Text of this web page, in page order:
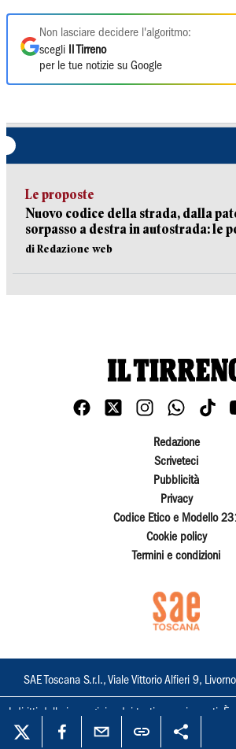
Non lasciare decidere l'algoritmo:
scegli
Il Tirreno
per le tue notizie su Google
Le proposte
Nuovo codice della strada, dalla
sorpasso a destra in autostrada: le
di Redazione web
Redazione
Scriveteci
Pubblicità
Privacy
Codice Etico e Modello
Cookie policy
Termini e condizioni
SAE Toscana S.r.l., Viale Vittorio Alfieri 9,
I diritti delle immagini e dei testi sono riservati. È
loro riproduzione con qualsiasi mezzo e